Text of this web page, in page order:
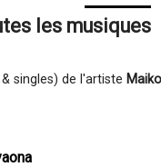
les musiques
singles) de l'artiste